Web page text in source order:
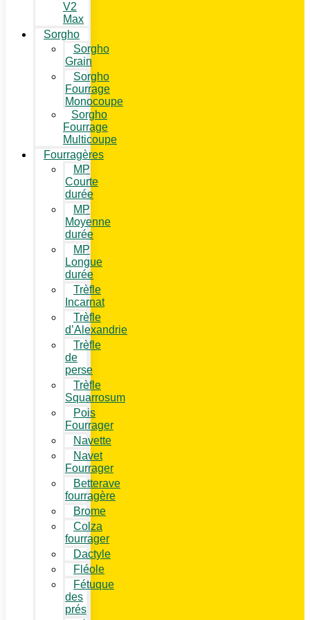
V2
Max
Sorgho
Sorgho
Grain
Sorgho
Fourrage
Monocoupe
Sorgho
Fourrage
Multicoupe
Fourragères
MP
Courte
durée
MP
Moyenne
durée
MP
Longue
durée
Trèfle
Incarnat
Trèfle
d’Alexandrie
Trèfle
de
perse
Trèfle
Squarrosum
Pois
Fourrager
Navette
Navet
Fourrager
Betterave
fourragère
Brome
Colza
fourrager
Dactyle
Fléole
Fétuque
des
prés